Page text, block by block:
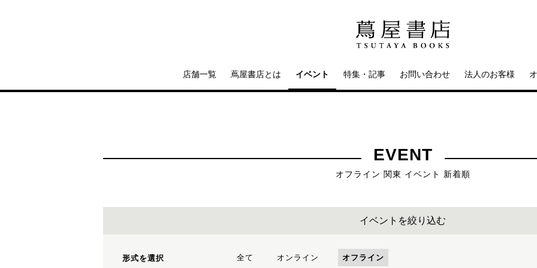
店舗一覧 蔦屋書店とは イベント 特集・記事 お問い合わせ 法人のお客様
EVENT
オフライン 関東 イベント 新着順
イベントを絞り込む
形式を選択 全て オンライン オフライン